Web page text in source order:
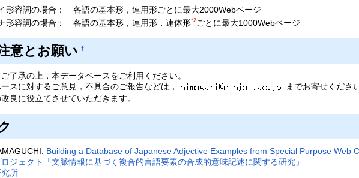
形容詞の場合： 各語の基本形，連用形ごとに最大2000Webページ
形容詞の場合： 各語の基本形，連用形，連体形*2ごとに最大1000Webページ
意とお願い †
了承の上，本データベースをご利用ください。
スに対するご意見，不具合のご報告などは，
までお寄せくださ
良に役立てさせていただきます。
†
Building a Database of Japanese Adjective Examples from Special Purpose Web
ジェクト「文脈情報に基づく複合的言語要素の合成的意味記述に関する研究」
所